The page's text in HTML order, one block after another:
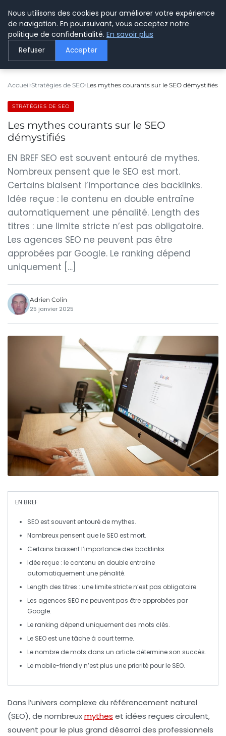
LE WEBMARKETING
Accueil Stratégies de SEO Les mythes courants sur le SEO démystifiés
STRATÉGIES DE SEO
Les mythes courants sur le SEO
démystifiés
EN BREF SEO est souvent entouré de mythes.
Nombreux pensent que le SEO est mort.
Certains biaisent l’importance des backlinks.
Idée reçue : le contenu en double entraîne
automatiquement une pénalité. Length des
titres : une limite stricte n’est pas obligatoire.
Les agences SEO ne peuvent pas être
approbées par Google. Le ranking dépend
uniquement […]
Adrien Colin
25 janvier 2025
EN BREF
SEO est souvent entouré demythes.
Nombreux pensent que le SEO estmort.
Certains biaisent l’importance des backlinks.
Idée reçue : le contenu en double entraîne
automatiquement unepénalité.
Length des titres : une limite stricte n’est pas obligatoire.
Les agences SEOne peuvent pas être approbées par
Google.
Leranking dépend uniquement des mots clés.
Le SEO est une tâche à court terme.
Le nombre demots dans un article détermine son succès.
Lemobile-friendlyn’est plus une priorité pour le SEO.
Dans l’univers complexe du référencement naturel
(SEO), de nombreuxmythes et idées reçues circulent,
souvent pour le plus grand désarroi des professionnels
Nous utilisons des cookies pour améliorer votre expérience
de navigation. En poursuivant, vous acceptez notre
politique de confidentialité. En savoir plus
Refuser Accepter